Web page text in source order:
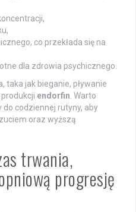
co przekłada się na
dla zdrowia psychicznego.
taka jak bieganie, pływanie
endorfin . Warto
codziennej rutyny, aby
oraz wyższą
trwania,
progresję